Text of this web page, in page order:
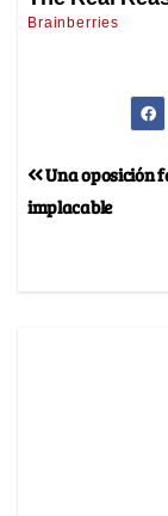
Una oposición
implacable